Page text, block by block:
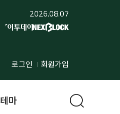
2026.08.07
로그인 회원가입
테마